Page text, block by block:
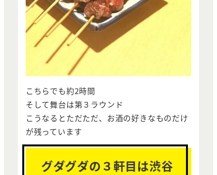
こちらでも約2時間
そして舞台は第３ラウンド
こうなるとただただ、お酒の好きなものだけ
が残っています
グダグダの３軒目は渋谷